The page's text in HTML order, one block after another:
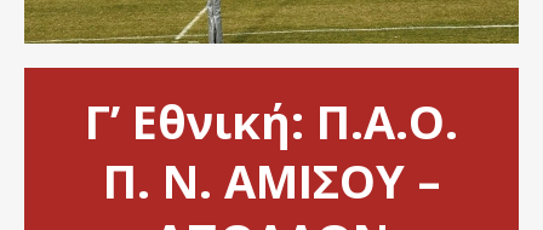
Γ’ Εθνική: Π.Α.Ο.
Π. Ν. ΑΜΙΣΟΥ –